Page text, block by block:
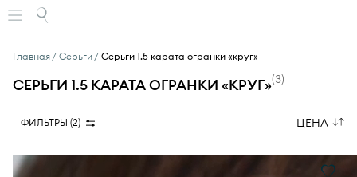
Главная Серьги Серьги 1.5 карата огранки «круг»
СЕРЬГИ 1.5 КАРАТА ОГРАНКИ «КРУГ»(3)
ФИЛЬТРЫ (2) ЦЕНА